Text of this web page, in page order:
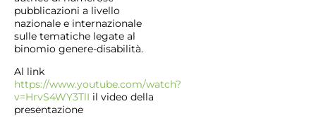
pubblicazioni a livello
nazionale e internazionale
sulle tematiche legate al
binomio genere-disabilità.
Al link
https://www.youtube.com/watch?
v=HrvS4WY3TlI il video della
presentazione